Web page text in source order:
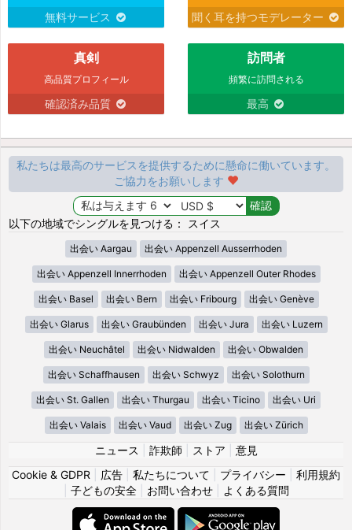
無料サービス 聞く耳を持つモデレーター
真剣
高品質プロフィール
確認済み品質
訪問者
頻繁に訪問される
最高
私たちは最高のサービスを提供するために懸命に働いています。
ご協力をお願いします
以下の地域でシングルを見つける： スイス
出会い Aargau 出会い Appenzell Ausserrhoden
出会い Appenzell Innerrhoden 出会い Appenzell Outer Rhodes
出会い Basel 出会い Bern 出会い Fribourg 出会い Genève
出会い Glarus 出会い Graubünden 出会い Jura 出会い Luzern
出会い Neuchâtel 出会い Nidwalden 出会い Obwalden
出会い Schaffhausen 出会い Schwyz 出会い Solothurn
出会い St. Gallen 出会い Thurgau 出会い Ticino 出会い Uri
出会い Valais 出会い Vaud 出会い Zug 出会い Zürich
ニュース 詐欺師 ストア
意見
Cookie & GDPR
広告 私たちについて プライバシー
利用規約
子どもの安全| お問い合わせ| よくある質問